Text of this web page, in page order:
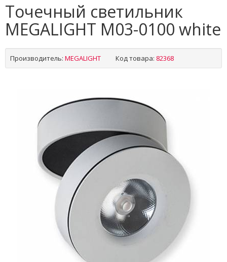
Точечный светильник
MEGALIGHT M03-0100 white
Производитель: MEGALIGHT Код товара: 82368